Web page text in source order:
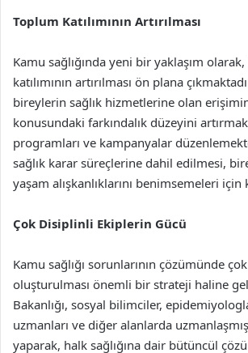
Toplum Katılımının Artırılması
Kamu sağlığında yeni bir yaklaşım
katılımının artırılması ön plana
bireylerin sağlık hizmetlerine olan
konusundaki farkındalık düzeyini
programları ve kampanyalar
sağlık karar süreçlerine dahil edilmesi,
yaşam alışkanlıklarını benimsemeleri
Çok Disiplinli Ekiplerin Gücü
Kamu sağlığı sorunlarının çözümünde
oluşturulması önemli bir strateji haline
Bakanlığı, sosyal bilimciler,
uzmanları ve diğer alanlarda
yaparak, halk sağlığına dair bütüncül